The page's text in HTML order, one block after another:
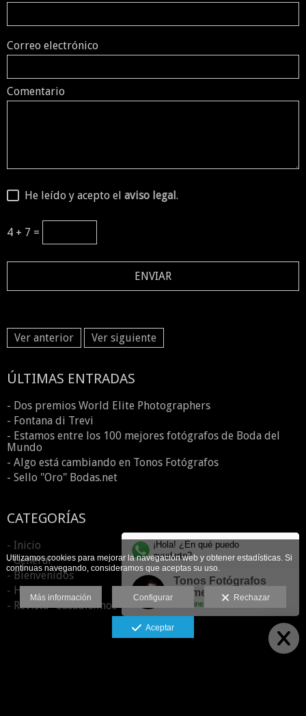
Correo electrónico
Comentario
He leído y acepto el aviso legal.
4 + 7 =
Ver anterior Ver siguiente
ÚLTIMAS ENTRADAS
- Dos premios World Elite Photographers
- Fontana di Trevi
- Estamos entre los 100 mejores fotógrafos de Boda del
Mundo
- Algo está cambiando en Tonos Fotógrafos
- Sello "Oro" Bodas.net
CATEGORÍAS
- Inicio
- General
- Bienvenidos
- Hoy te cuento...
- Revista "Casadísimos"
Utilizamos cookies para mejorar la navegación web y obtener estadísticas. Si
continuas navegando, consideramos que aceptas su uso.
Más información Configurar Rechazar
Aceptar
¡Hola! ¿En qué puedo
ayudarte?
Tonos Fotógrafos
(Reme)
Online